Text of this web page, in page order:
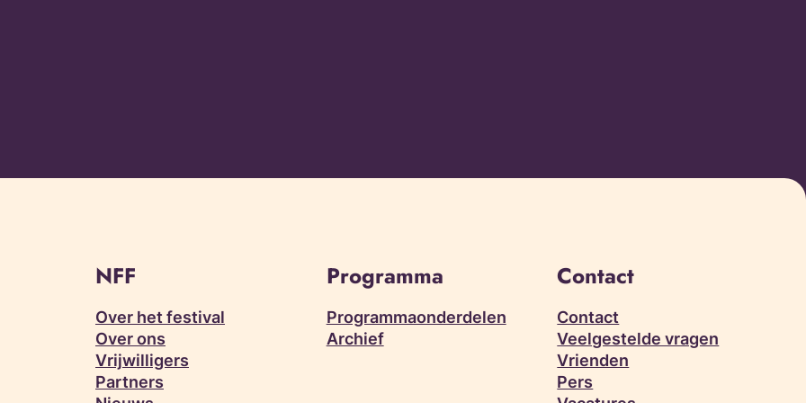
NFF
Over het festival
Over ons
Vrijwilligers
Partners
Programma
Programmaonderdelen
Archief
Contact
Contact
Veelgestelde vragen
Vrienden
Pers